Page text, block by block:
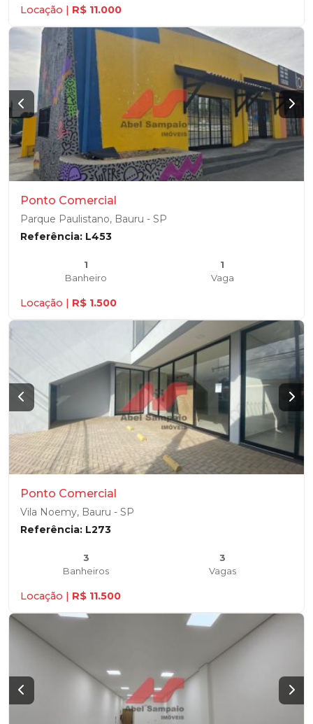
Locação | R$ 11.000
Ponto Comercial
Parque Paulistano, Bauru - SP
Referência: L453
1
Banheiro
1
Vaga
Locação | R$ 1.500
Ponto Comercial
Vila Noemy, Bauru - SP
Referência: L273
3
Banheiros
3
Vagas
Locação | R$ 11.500